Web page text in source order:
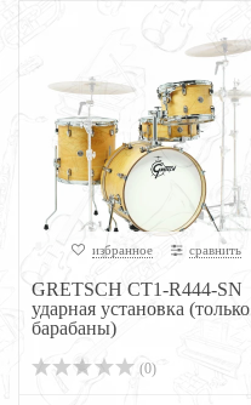
избранное сравнить
GRETSCH CT1-R444-SN
ударная установка (только
барабаны)
(0)